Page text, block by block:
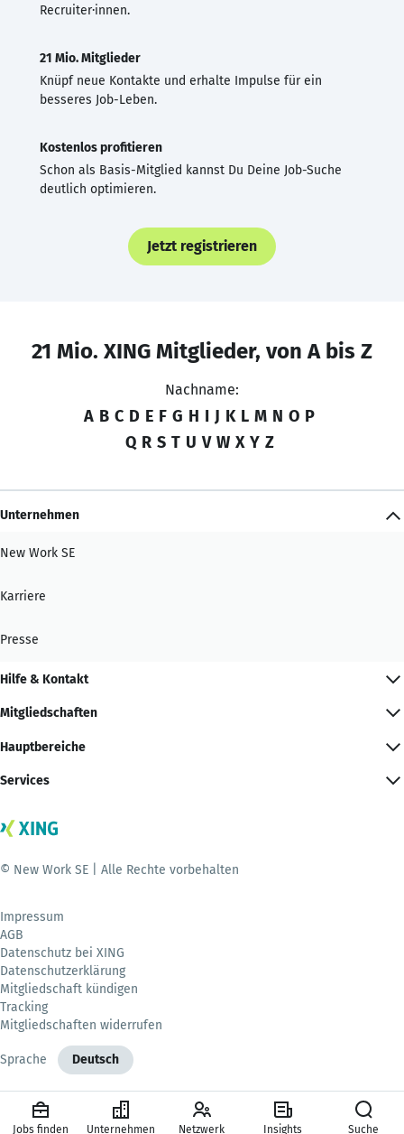
Recruiter·innen.
21 Mio. Mitglieder
Knüpf neue Kontakte und erhalte Impulse für ein
besseres Job-Leben.
Kostenlos profitieren
Schon als Basis-Mitglied kannst Du Deine Job-Suche
deutlich optimieren.
Jetzt registrieren
21 Mio. XING Mitglieder, von A bis Z
Nachname:
A B C D E F G H I J K L M N O P
Q R S T U V W X Y Z
Unternehmen
New Work SE
Karriere
Presse
Hilfe & Kontakt
Mitgliedschaften
Hauptbereiche
Services
© New Work SE | Alle Rechte vorbehalten
Impressum
AGB
Datenschutz bei XING
Datenschutzerklärung
Mitgliedschaft kündigen
Tracking
Mitgliedschaften widerrufen
Sprache Deutsch
Jobs finden Unternehmen Netzwerk Insights Suche